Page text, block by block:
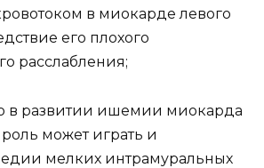
в миокарде левого
его плохого
расслабления;
в развитии ишемии миокарда
может играть и
мелких интрамуральных